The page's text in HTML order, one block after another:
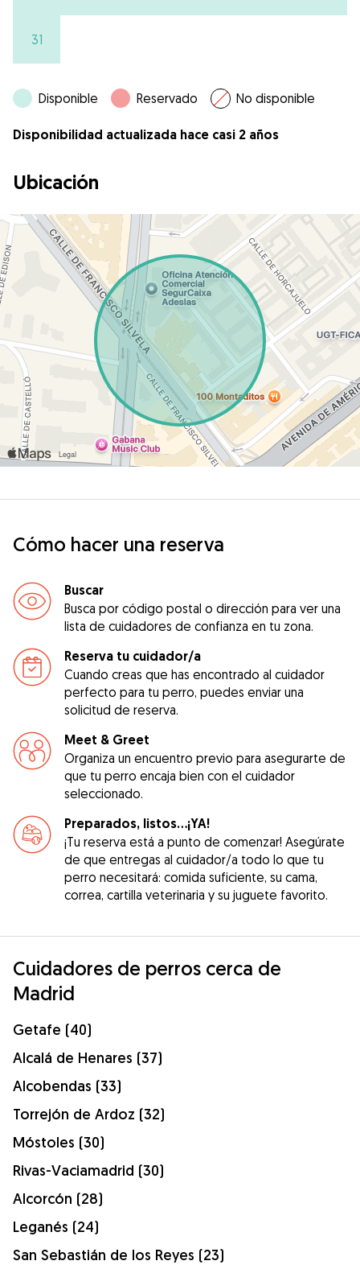
31
Disponible Reservado No disponible
Disponibilidad actualizada hace casi 2 años
Ubicación
Cómo hacer una reserva
Buscar
Busca por código postal o dirección para ver una
lista de cuidadores de confianza en tu zona.
Reserva tu cuidador/a
Cuando creas que has encontrado al cuidador
perfecto para tu perro, puedes enviar una
solicitud de reserva.
Meet & Greet
Organiza un encuentro previo para asegurarte de
que tu perro encaja bien con el cuidador
seleccionado.
Preparados, listos...¡YA!
¡Tu reserva está a punto de comenzar! Asegúrate
de que entregas al cuidador/a todo lo que tu
perro necesitará: comida suficiente, su cama,
correa, cartilla veterinaria y su juguete favorito.
Cuidadores de perros cerca de
Madrid
Getafe (40)
Alcalá de Henares (37)
Alcobendas (33)
Torrejón de Ardoz (32)
Móstoles (30)
Rivas-Vaciamadrid (30)
Alcorcón (28)
Leganés (24)
San Sebastián de los Reyes (23)